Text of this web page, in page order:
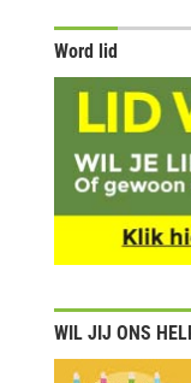
Word lid
WIL JIJ ONS